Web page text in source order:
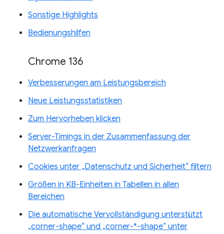
Sonstige Highlights
Bedienungshilfen
Chrome 136
Verbesserungen am Leistungsbereich
Neue Leistungsstatistiken
Zum Hervorheben klicken
Server-Timings in der Zusammenfassung der
Netzwerkanfragen
Cookies unter „Datenschutz und Sicherheit“ filtern
Größen in KB-Einheiten in Tabellen in allen
Bereichen
Die automatische Vervollständigung unterstützt
„corner-shape“ und „corner-*-shape“ unter